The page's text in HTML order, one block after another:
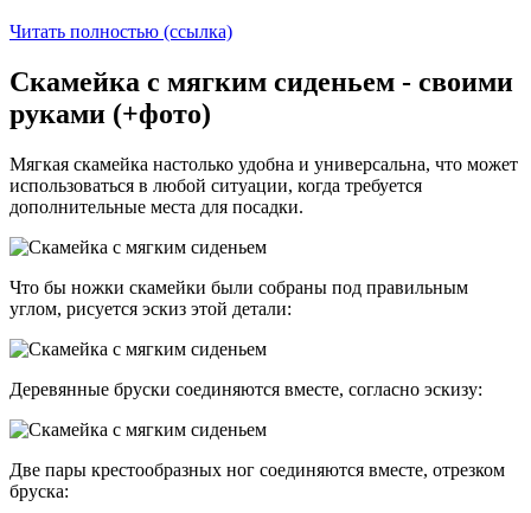
Читать полностью (ссылка)
Скамейка с мягким сиденьем - своими
руками (+фото)
Мягкая скамейка настолько удобна и универсальна, что может
использоваться в любой ситуации, когда требуется
дополнительные места для посадки.
Что бы ножки скамейки были собраны под правильным
углом, рисуется эскиз этой детали:
Деревянные бруски соединяются вместе, согласно эскизу:
Две пары крестообразных ног соединяются вместе, отрезком
бруска: